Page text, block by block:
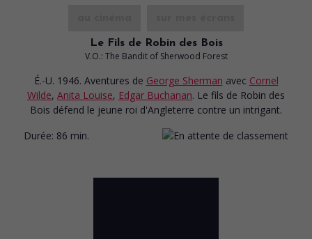
Le Fils de Robin des Bois
V.O.: The Bandit of Sherwood Forest
É.-U. 1946. Aventures de George Sherman avec Cornel
Wilde, Anita Louise, Edgar Buchanan. Le fils de Robin des
Bois défend le jeune roi d'Angleterre contre un intrigant.
Durée: 86 min.